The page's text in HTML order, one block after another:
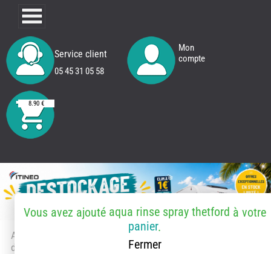
Service client
05 45 31 05 58
Mon
compte
8.90 €
Accueil
> Accessoires et pièces
détachées
Vous avez ajouté aqua rinse spray thetford à votre
panier.
Fermer